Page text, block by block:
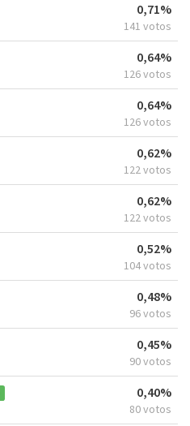
0,71%
141 votos
0,64%
126 votos
0,64%
126 votos
0,62%
122 votos
0,62%
122 votos
0,52%
104 votos
0,48%
96 votos
0,45%
90 votos
0,40%
80 votos